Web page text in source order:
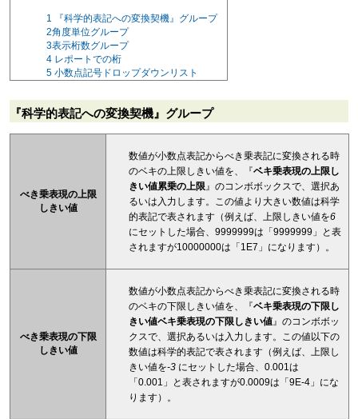
1
『科学的表記への変換契機』グループ
2角度単位グループ
3表示桁数グループ
4 レポートでの桁
5 小数点記号ドロップダウンリスト
『科学的表記への変換契機』グループ
べき乗表現の上限
しきい値
数値が小数点表記からべき乗表記に変換される時
のベキの上限しきい値を、『ベキ乗表現の上限し
きい値累乗の上限 』のコンボボックスで、選択あ
るいは入力します。この値より大きい数値は科学
的表記で表されます（例えば、上限しきい値を6
にセットした場合、9999999は「9999999」と表
されますが10000000は「1E7」になります）。
べき乗表現の下限
しきい値
数値が小数点表記からべき乗表記に変換される時
のベキの下限しきい値を、『ベキ乗表現の下限し
きい値ベキ乗表現の下限しきい値 』のコンボボッ
クスで、選択あるいは入力します。この値以下の
数値は科学的表記で表されます（例えば、上限し
きい値を-3 にセットした場合、0.001は
「0.001」と表されますが0.0009は「9E-4」にな
ります）。